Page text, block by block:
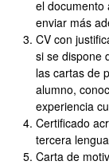
el documento
enviar más
CV con
si se dispone
las cartas de
alumno,
experiencia
Certificado
tercera
Carta de